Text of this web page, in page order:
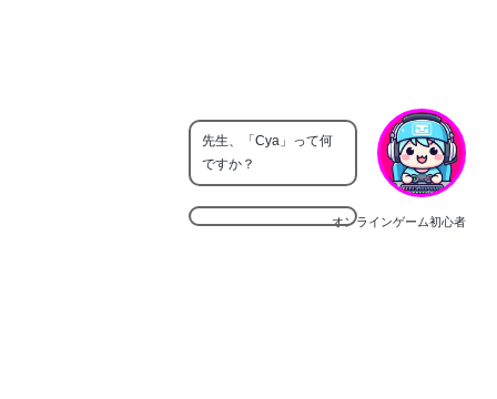
オンラインゲーム初心者
先生、「Cya」って何
ですか？